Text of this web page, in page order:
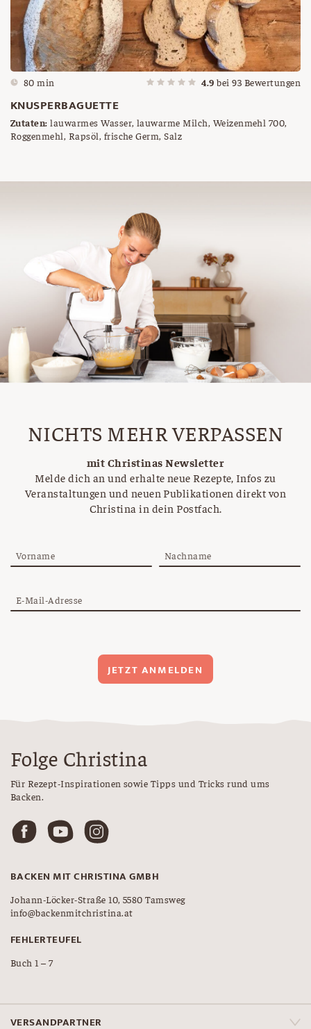
80 min 4.9 bei93 Bewertungen
KNUSPERBAGUETTE
Zutaten: lauwarmes Wasser, lauwarme Milch, Weizenmehl 700,
Roggenmehl, Rapsöl, frische Germ, Salz
NICHTS MEHR VERPASSEN
mit Christinas Newsletter
Melde dich an und erhalte neue Rezepte, Infos zu
Veranstaltungen und neuen Publikationen direkt von
Christina in dein Postfach.
Vorname Nachname
E-Mail-Adresse
JETZT ANMELDEN
Folge Christina
Für Rezept-Inspirationen sowie Tipps und Tricks rund ums
Backen.
BACKEN MIT CHRISTINA GMBH
Johann-Löcker-Straße 10, 5580 Tamsweg
info@backenmitchristina.at
FEHLERTEUFEL
Buch 1 – 7
VERSANDPARTNER